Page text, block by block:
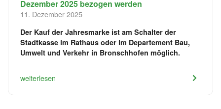
Dezember 2025 bezogen werden
11. Dezember 2025
Der Kauf der Jahresmarke ist am Schalter der
Stadtkasse im Rathaus oder im Departement Bau,
Umwelt und Verkehr in Bronschhofen möglich.
weiterlesen